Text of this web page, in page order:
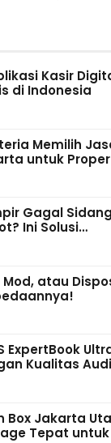
Kasir
di Indonesia
Memilih
untuk
Gagal
Ini Solusi…
Mod, atau
ExpertBook
Kualitas
Box Jakarta
Tepat untuk